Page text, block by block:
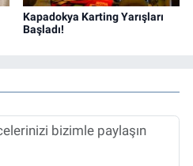
Kapadokya Karting Yarışları
Başladı!